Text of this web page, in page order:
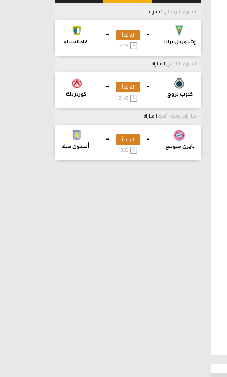
الدوري البرتغالي
-
إشتوريل برايا
-
فاماليساو
لم تبدأ
22:15
الدوري البلجيكي
-
كلوب بروج
-
كورتريك
لم تبدأ
مباريات ودية - أندية
-
بايرن ميونيخ
-
أستون فيلا
لم تبدأ